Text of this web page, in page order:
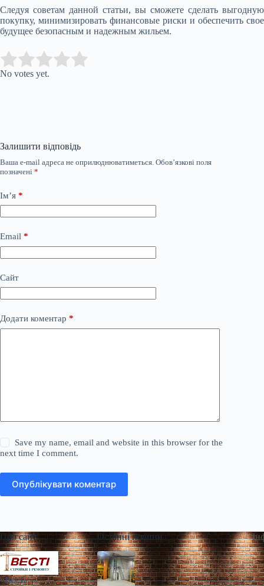
Следуя советам данной статьи, вы сможете сделать выгодную
покупку, минимизировать финансовые риски и обеспечить свое
будущее безопасным и надежным жильем.
Rate this item:
No votes yet.
Залишити відповідь
Ваша e-mail адреса не оприлюднюватиметься. Обов’язкові поля
позначені *
Ім’я *
Email *
Сайт
Додати коментар *
Save my name, email and website in this browser for the
next time I comment.
Опублікувати коментар
Про сайт
«Весті
Останні новини